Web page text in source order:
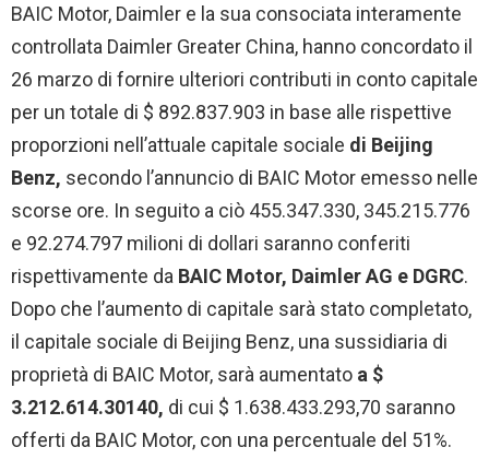
BAIC Motor, Daimler e la sua consociata interamente
controllata Daimler Greater China, hanno concordato il
26 marzo di fornire ulteriori contributi in conto capitale
per un totale di $ 892.837.903 in base alle rispettive
proporzioni nell’attuale capitale sociale di Beijing
Benz, secondo l’annuncio di BAIC Motor emesso nelle
scorse ore. In seguito a ciò 455.347.330, 345.215.776
e 92.274.797 milioni di dollari saranno conferiti
rispettivamente da BAIC Motor, Daimler AG e DGRC.
Dopo che l’aumento di capitale sarà stato completato,
il capitale sociale di Beijing Benz, una sussidiaria di
proprietà di BAIC Motor, sarà aumentato a $
3.212.614.30140, di cui $ 1.638.433.293,70 saranno
offerti da BAIC Motor, con una percentuale del 51%.